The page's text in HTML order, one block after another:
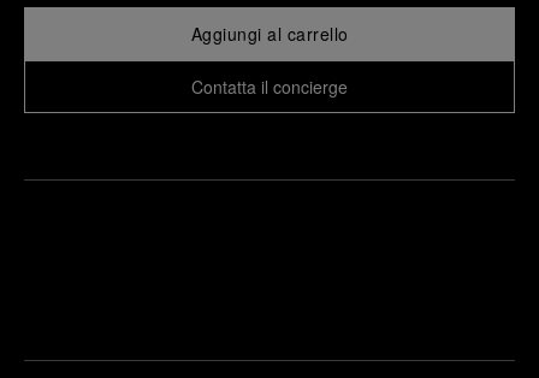
Aggiungi al carrello
Contatta il concierge